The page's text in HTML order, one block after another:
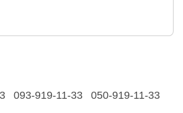
093-919-11-33 050-919-11-33